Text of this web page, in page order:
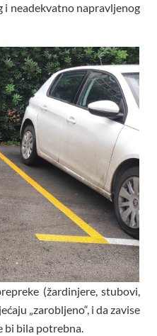
i neadekvatno napravljenog
(žardinjere, stubovi,
„zarobljeno“, i da zavise
bi bila potrebna.